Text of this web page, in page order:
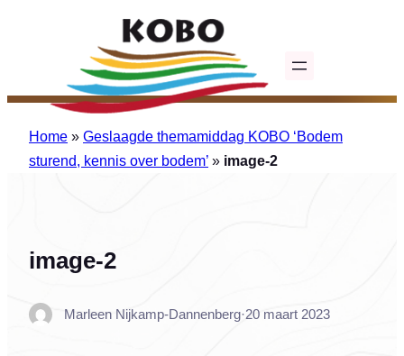
Home » Geslaagde themamiddag KOBO ‘Bodem
sturend, kennis over bodem’ » image-2
image-2
Marleen Nijkamp-Dannenberg·20 maart 2023